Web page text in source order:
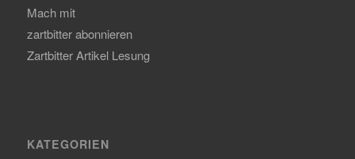
Mach mit
zartbitter abonnieren
Zartbitter Artikel Lesung
KATEGORIEN